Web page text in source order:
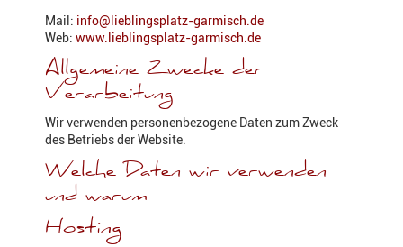
Mail: info@lieblingsplatz-garmisch.de
Web: www.lieblingsplatz-garmisch.de
Allgemeine Zwecke der
Verarbeitung
Wir verwenden personenbezogene Daten zum Zweck
des Betriebs der Website.
Welche Daten wir verwenden
und warum
Hosting